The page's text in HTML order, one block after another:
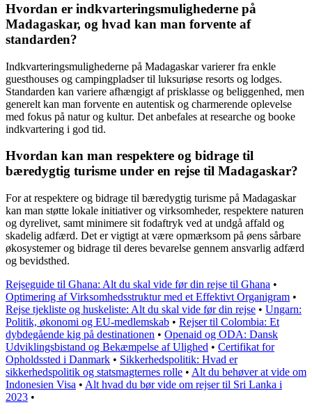
Hvordan er indkvarteringsmulighederne på
Madagaskar, og hvad kan man forvente af
standarden?
Indkvarteringsmulighederne på Madagaskar varierer fra enkle
guesthouses og campingpladser til luksuriøse resorts og lodges.
Standarden kan variere afhængigt af prisklasse og beliggenhed, men
generelt kan man forvente en autentisk og charmerende oplevelse
med fokus på natur og kultur. Det anbefales at researche og booke
indkvartering i god tid.
Hvordan kan man respektere og bidrage til
bæredygtig turisme under en rejse til Madagaskar?
For at respektere og bidrage til bæredygtig turisme på Madagaskar
kan man støtte lokale initiativer og virksomheder, respektere naturen
og dyrelivet, samt minimere sit fodaftryk ved at undgå affald og
skadelig adfærd. Det er vigtigt at være opmærksom på øens sårbare
økosystemer og bidrage til deres bevarelse gennem ansvarlig adfærd
og bevidsthed.
Rejseguide til Ghana: Alt du skal vide før din rejse til Ghana •
Optimering af Virksomhedsstruktur med et Effektivt Organigram •
Rejse tjekliste og huskeliste: Alt du skal vide før din rejse • Ungarn:
Politik, økonomi og EU-medlemskab • Rejser til Colombia: Et
dybdegående kig på destinationen • Openaid og ODA: Dansk
Udviklingsbistand og Bekæmpelse af Ulighed • Certifikat for
Opholdssted i Danmark • Sikkerhedspolitik: Hvad er
sikkerhedspolitik og statsmagternes rolle • Alt du behøver at vide om
Indonesien Visa • Alt hvad du bør vide om rejser til Sri Lanka i
2023 •